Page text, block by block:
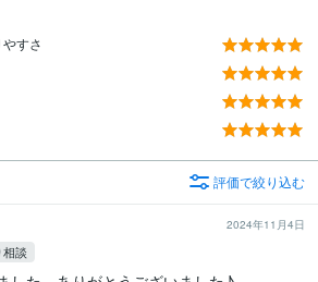
すさ
評価で絞り込む
2024年11月4日
相談